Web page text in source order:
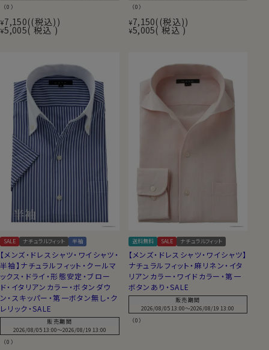
（0）
¥7,150 (税込)
¥5,005 税込
（0）
¥7,150 (税込)
¥5,005 税込
SALE ナチュラルフィット 半袖
【メンズ・ドレスシャツ・ワイシャツ・
半袖】ナチュラルフィット・クールマ
ックス・ドライ・形態安定・ブロー
ド・イタリアンカラー・ボタンダウ
ン・スキッパー・第一ボタン無し・ク
レリック・SALE
販売期間
2026/08/05 13:00〜2026/08/19 13:00
（0）
送料無料 SALE ナチュラルフィット
【メンズ・ドレスシャツ・ワイシャツ】
ナチュラルフィット・麻リネン・イタ
リアンカラー・ワイドカラー・第一
ボタンあり・SALE
販売期間
2026/08/05 13:00〜2026/08/19 13:00
（0）